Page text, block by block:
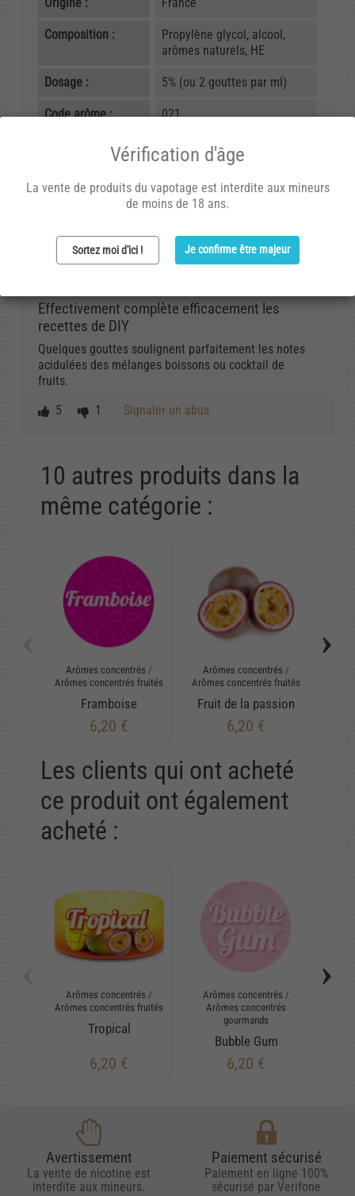
Composition :
Propylène glycol, alcool,
arômes naturels, HE
Dosage : 5% (ou 2 gouttes par ml)
Code arôme : 021
Avis (1)
Benoit B.
29/04/2014 15:38
Effectivement complète efficacement les
recettes de DIY
Quelques gouttes soulignent parfaitement les notes
acidulées des mélanges boissons ou cocktail de
fruits.
5
1 Signaler un abus
10 autres produits dans la
même catégorie :
Arômes concentrés /
Arômes concentrés fruités
Framboise
6,20 €
Arômes concentrés /
Arômes concentrés fruités
Fruit de la passion
6,20 €
›
Les clients qui ont acheté
ce produit ont également
acheté :
Arômes concentrés /
Arômes concentrés fruités
Tropical
6,20 €
Arômes concentrés /
Arômes concentrés
gourmands
Bubble Gum
6,20 €
›
Avertissement
La vente de nicotine est
interdite aux mineurs.
Paiement sécurisé
Paiement en ligne 100%
sécurisé par Verifone
Vérification d'âge
La vente de produits du vapotage est interdite aux mineurs
de moins de 18 ans.
Sortez moi d'ici ! Je confirme être majeur